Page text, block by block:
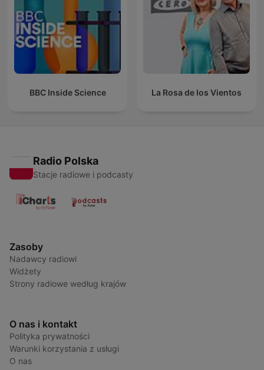
BBC Inside Science La Rosa de los Vientos
Radio Polska
Stacje radiowe i podcasty
Zasoby
Nadawcy radiowi
Widżety
Strony radiowe według krajów
O nas i kontakt
Polityka prywatności
Warunki korzystania z usługi
O nas